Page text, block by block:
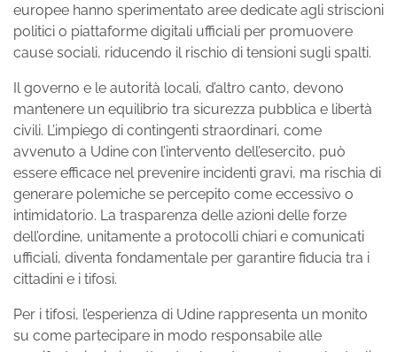
europee hanno sperimentato aree dedicate agli striscioni
politici o piattaforme digitali ufficiali per promuovere
cause sociali, riducendo il rischio di tensioni sugli spalti.
Il governo e le autorità locali, d’altro canto, devono
mantenere un equilibrio tra sicurezza pubblica e libertà
civili. L’impiego di contingenti straordinari, come
avvenuto a Udine con l’intervento dell’esercito, può
essere efficace nel prevenire incidenti gravi, ma rischia di
generare polemiche se percepito come eccessivo o
intimidatorio. La trasparenza delle azioni delle forze
dell’ordine, unitamente a protocolli chiari e comunicati
ufficiali, diventa fondamentale per garantire fiducia tra i
cittadini e i tifosi.
Per i tifosi, l’esperienza di Udine rappresenta un monito
su come partecipare in modo responsabile alle